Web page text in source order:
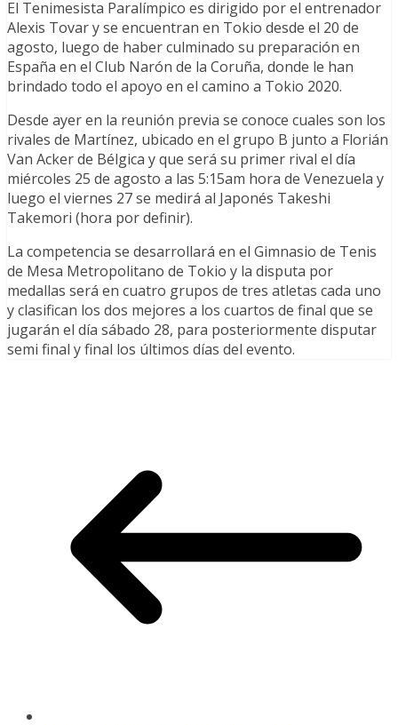
El Tenimesista Paralímpico es dirigido por el entrenador
Alexis Tovar y se encuentran en Tokio desde el 20 de
agosto, luego de haber culminado su preparación en
España en el Club Narón de la Coruña, donde le han
brindado todo el apoyo en el camino a Tokio 2020.
Desde ayer en la reunión previa se conoce cuales son los
rivales de Martínez, ubicado en el grupo B junto a Florián
Van Acker de Bélgica y que será su primer rival el día
miércoles 25 de agosto a las 5:15am hora de Venezuela y
luego el viernes 27 se medirá al Japonés Takeshi
Takemori (hora por definir).
La competencia se desarrollará en el Gimnasio de Tenis
de Mesa Metropolitano de Tokio y la disputa por
medallas será en cuatro grupos de tres atletas cada uno
y clasifican los dos mejores a los cuartos de final que se
jugarán el día sábado 28, para posteriormente disputar
semi final y final los últimos días del evento.